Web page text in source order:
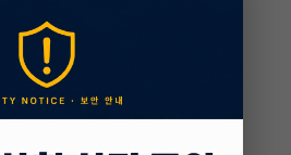
HEV 1.6 2WD 6인승 시그니처 X-Line
원 X
1,700,000원
방금전